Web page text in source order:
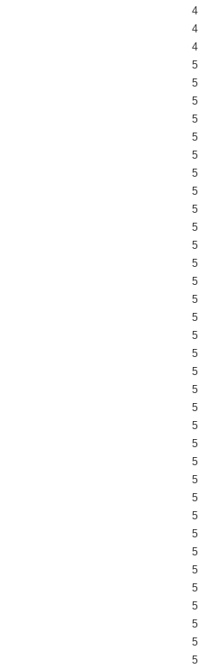
4
4
4
5
5
5
5
5
5
5
5
5
5
5
5
5
5
5
5
5
5
5
5
5
5
5
5
5
5
5
5
5
5
5
5
5
5